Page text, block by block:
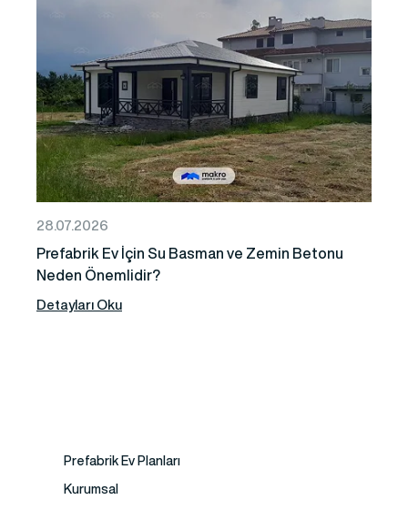
28.07.2026
Prefabrik Ev İçin Su Basman ve Zemin Betonu
Neden Önemlidir?
Detayları Oku
Prefabrik Ev Planları
Kurumsal